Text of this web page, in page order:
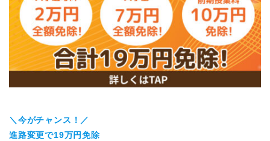
＼今がチャンス！／
進路変更で19万円免除